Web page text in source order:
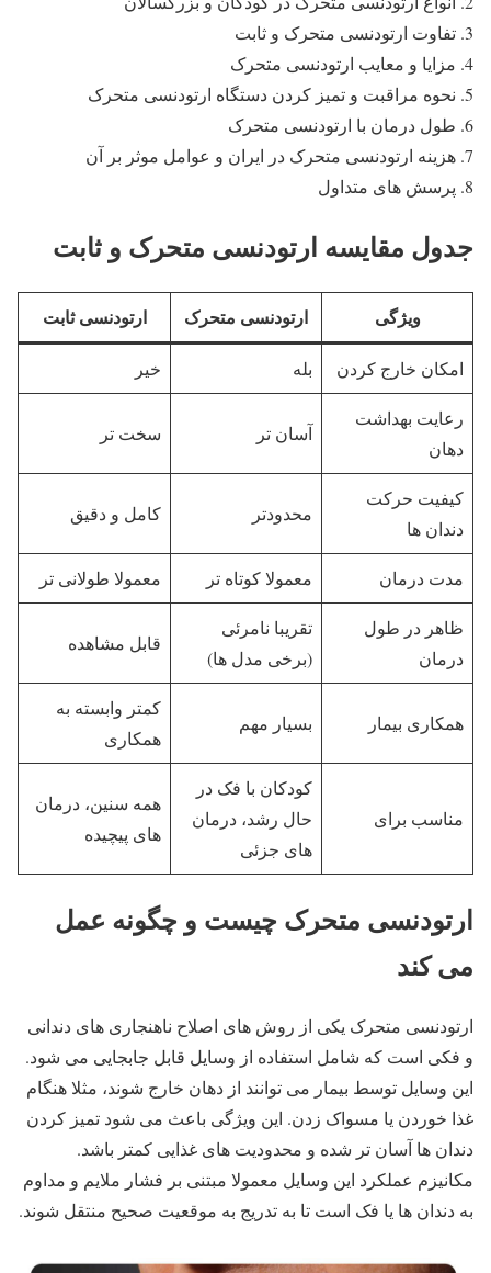
تفاوت ارتودنسی متحرک و ثابت
مزایا و معایب ارتودنسی متحرک
نحوه مراقبت و تمیز کردن دستگاه ارتودنسی متحرک
طول درمان با ارتودنسی متحرک
هزینه ارتودنسی متحرک در ایران و عوامل موثر بر آن
پرسش های متداول
جدول مقایسه ارتودنسی متحرک و ثابت
ویژگی ارتودنسی متحرک ارتودنسی ثابت
امکان خارج کردن بله خیر
رعایت بهداشت
دهان
آسان تر سخت تر
کیفیت حرکت
دندان ها
محدودتر کامل و دقیق
مدت درمان معمولا کوتاه تر معمولا طولانی تر
ظاهر در طول
درمان
تقریبا نامرئی
(برخی مدل ها)
قابل مشاهده
همکاری بیمار بسیار مهم
کمتر وابسته به
همکاری
مناسب برای
کودکان با فک در
حال رشد، درمان
های جزئی
همه سنین، درمان
های پیچیده
ارتودنسی متحرک چیست و چگونه عمل
می کند
ارتودنسی متحرک یکی از روش های اصلاح ناهنجاری های دندانی
و فکی است که شامل استفاده از وسایل قابل جابجایی می شود.
این وسایل توسط بیمار می توانند از دهان خارج شوند، مثلا هنگام
غذا خوردن یا مسواک زدن. این ویژگی باعث می شود تمیز کردن
دندان ها آسان تر شده و محدودیت های غذایی کمتر باشد.
مکانیزم عملکرد این وسایل معمولا مبتنی بر فشار ملایم و مداوم
به دندان ها یا فک است تا به تدریج به موقعیت صحیح منتقل شوند.